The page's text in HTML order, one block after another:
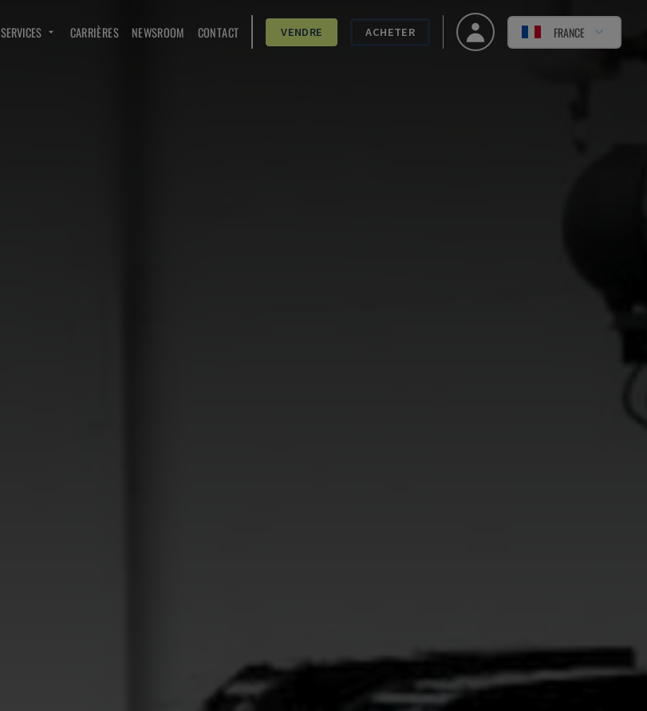
SERVICES CARRIÈRES NEWSROOM CONTACT VENDRE ACHETER FRANCE